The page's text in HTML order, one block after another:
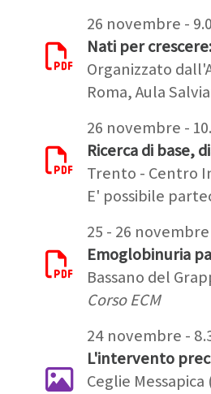
26 novembre -
Nati per
Organizzato
Roma, Aula
26 novembre -
Ricerca di base,
Trento - Centro
E' possibile
25 - 26 novembre
Emoglobinuria
Bassano del
Corso ECM
24 novembre -
L'intervento
Ceglie